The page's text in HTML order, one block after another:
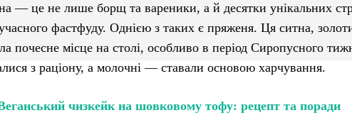
— це не лише борщ та вареники, а й десятки унікальних
фастфуду. Однією з таких є пряженя. Ця ситна,
почесне місце на столі, особливо в період Сиропусного
з раціону, а молочні — ставали основою харчування.
чизкейк на шовковому тофу: рецепт та поради